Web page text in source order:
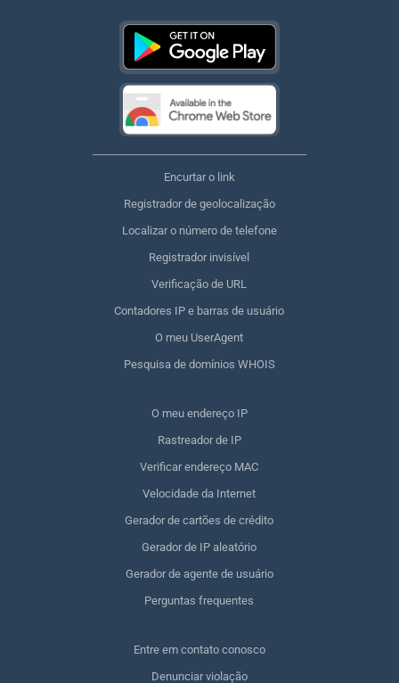
Encurtar o link
Registrador de geolocalização
Localizar o número de telefone
Registrador invisível
Verificação de URL
Contadores IP e barras de usuário
O meu UserAgent
Pesquisa de domínios WHOIS
O meu endereço IP
Rastreador de IP
Verificar endereço MAC
Velocidade da Internet
Gerador de cartões de crédito
Gerador de IP aleatório
Gerador de agente de usuário
Perguntas frequentes
Entre em contato conosco
Denunciar violação